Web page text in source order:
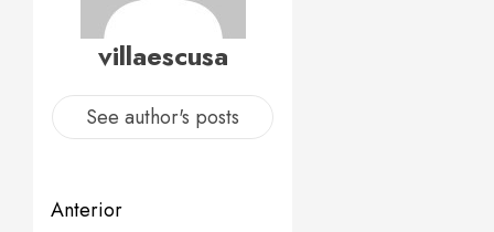
villaescusa
See author's posts
Navegación
Anterior